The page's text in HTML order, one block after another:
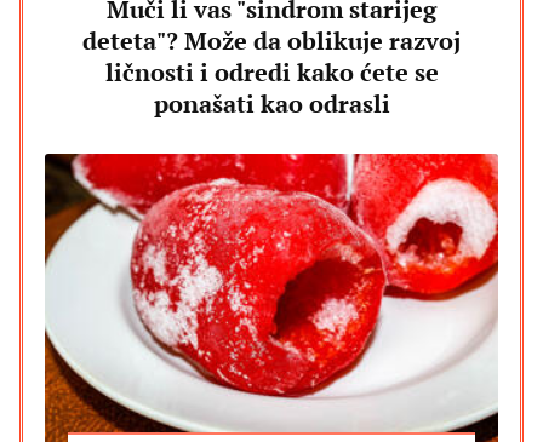
Muči li vas "sindrom starijeg
deteta"? Može da oblikuje razvoj
ličnosti i odredi kako ćete se
ponašati kao odrasli